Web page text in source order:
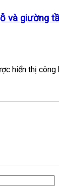
và giường
hiển thị công